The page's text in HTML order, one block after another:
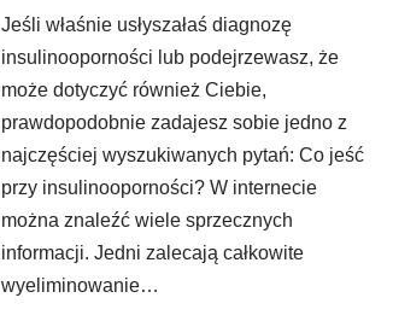
Jeśli właśnie usłyszałaś diagnozę
insulinooporności lub podejrzewasz, że
może dotyczyć również Ciebie,
prawdopodobnie zadajesz sobie jedno z
najczęściej wyszukiwanych pytań: Co jeść
przy insulinooporności? W internecie
można znaleźć wiele sprzecznych
informacji. Jedni zalecają całkowite
wyeliminowanie…